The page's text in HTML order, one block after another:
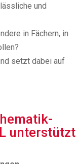
und
in Fächern, in
setzt dabei auf
unterstützt